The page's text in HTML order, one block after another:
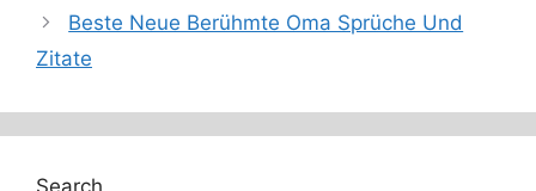
Beste Neue Berühmte Oma Sprüche Und
Zitate
Search